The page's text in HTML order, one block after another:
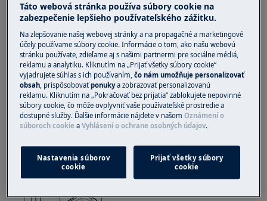
Pri premiestňovaní spotrebičov buďte vždy opatrní,
pri prenášaní ťažkých spotrebičov sú potrebné dve
osoby.
Vždy používajte ochranné rukavice a priloženú obuv.
Vezmite prosím na vedomie, že neopraviteľné alebo
neodborné opravy môžu mať bezpečnostné
následky, ak nebudú vykonané správne
prostriedok
Táto webová stránka používa súbory cookie na
zabezpečenie lepšieho používateľského zážitku.
Na zlepšovanie našej webovej stránky a na propagačné a marketingové
účely používame súbory cookie. Informácie o tom, ako našu webovú
stránku používate, zdieľame aj s našimi partnermi pre sociálne médiá,
reklamu a analytiku. Kliknutím na „Prijať všetky súbory cookie“
vyjadrujete súhlas s ich používaním,čo nám umožňuje personalizovať
obsah, prispôsobovaťponukya zobrazovať personalizovanú
reklamu. Kliknutím na „Pokračovať bez prijatia“ zablokujete nepovinné
súbory cookie, čo môže ovplyvniť vaše používateľské prostredie a
dostupné služby. Ďalšie informácie nájdete v našomOznámení o
súboroch cookie aVyhlásení o ochrane osobných údajov.
Nastavenia súborov
cookie
Prijať všetky súbory
cookie